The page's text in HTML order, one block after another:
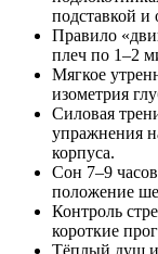
подставкой и
Правило
плеч по 1–2
Мягкое
изометрия
Силовая
упражнения
корпуса.
Сон 7–9
положение
Контроль
короткие